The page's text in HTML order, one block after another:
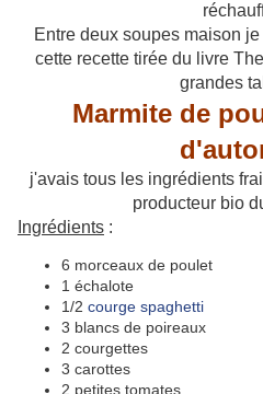
Entre deux soupes maison
cette recette tirée du livre
grandes
Marmite de
j'avais tous les ingrédients
producteur bio
Ingrédients :
6 morceaux de poulet
1 échalote
1/2 courge spaghetti
3 blancs de poireaux
2 courgettes
3 carottes
2 petites tomates